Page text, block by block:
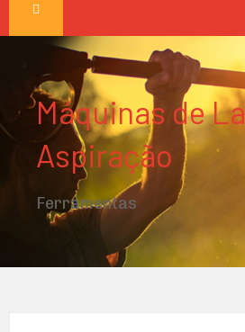
Máquinas de
Aspiração
Ferramentas